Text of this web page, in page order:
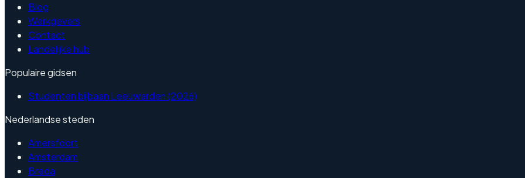
Blog
Werkgevers
Contact
Landelijke hub
Populaire gidsen
Studenten bijbaan Leeuwarden (2026)
Nederlandse steden
Amersfoort
Amsterdam
Breda